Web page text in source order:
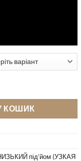
КОШИК
під’йом (УЗКАЯ